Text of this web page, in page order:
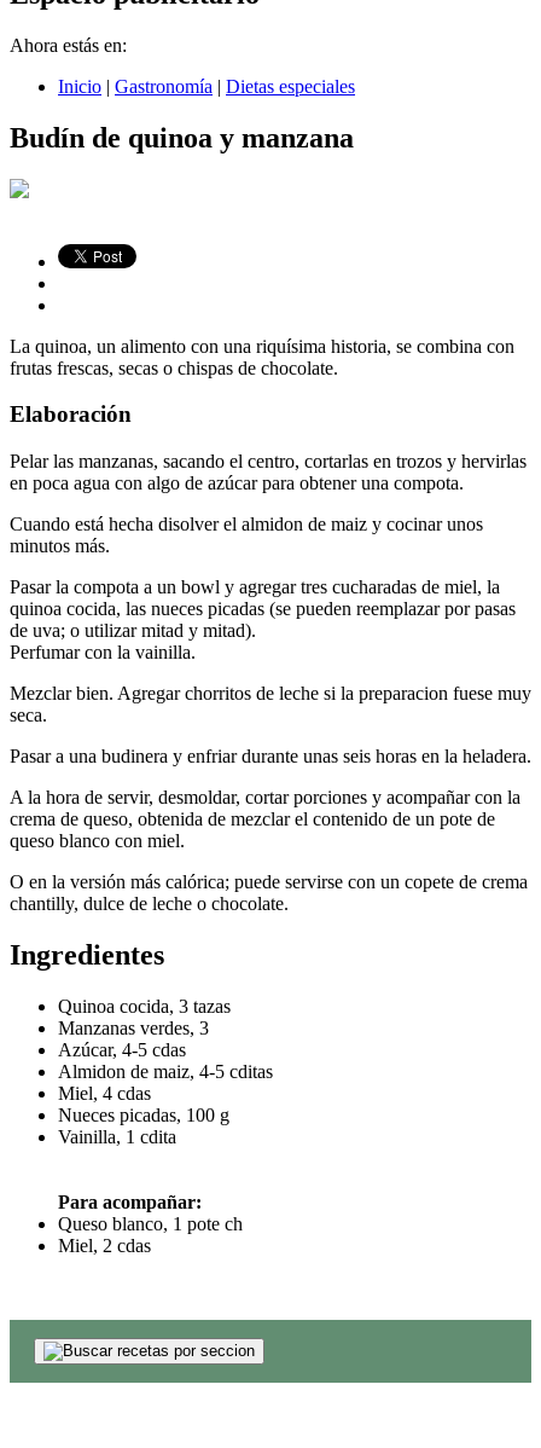
Ahora estás en:
Inicio | Gastronomía | Dietas especiales
Budín de quinoa y manzana
La quinoa, un alimento con una riquísima historia, se combina con
frutas frescas, secas o chispas de chocolate.
Elaboración
Pelar las manzanas, sacando el centro, cortarlas en trozos y hervirlas
en poca agua con algo de azúcar para obtener una compota.
Cuando está hecha disolver el almidon de maiz y cocinar unos
minutos más.
Pasar la compota a un bowl y agregar tres cucharadas de miel, la
quinoa cocida, las nueces picadas (se pueden reemplazar por pasas
de uva; o utilizar mitad y mitad).
Perfumar con la vainilla.
Mezclar bien. Agregar chorritos de leche si la preparacion fuese muy
seca.
Pasar a una budinera y enfriar durante unas seis horas en la heladera.
A la hora de servir, desmoldar, cortar porciones y acompañar con la
crema de queso, obtenida de mezclar el contenido de un pote de
queso blanco con miel.
O en la versión más calórica; puede servirse con un copete de crema
chantilly, dulce de leche o chocolate.
Ingredientes
Quinoa cocida, 3 tazas
Manzanas verdes, 3
Azúcar, 4-5 cdas
Almidon de maiz, 4-5 cditas
Miel, 4 cdas
Nueces picadas, 100 g
Vainilla, 1 cdita
Para acompañar:
Queso blanco, 1 pote ch
Miel, 2 cdas